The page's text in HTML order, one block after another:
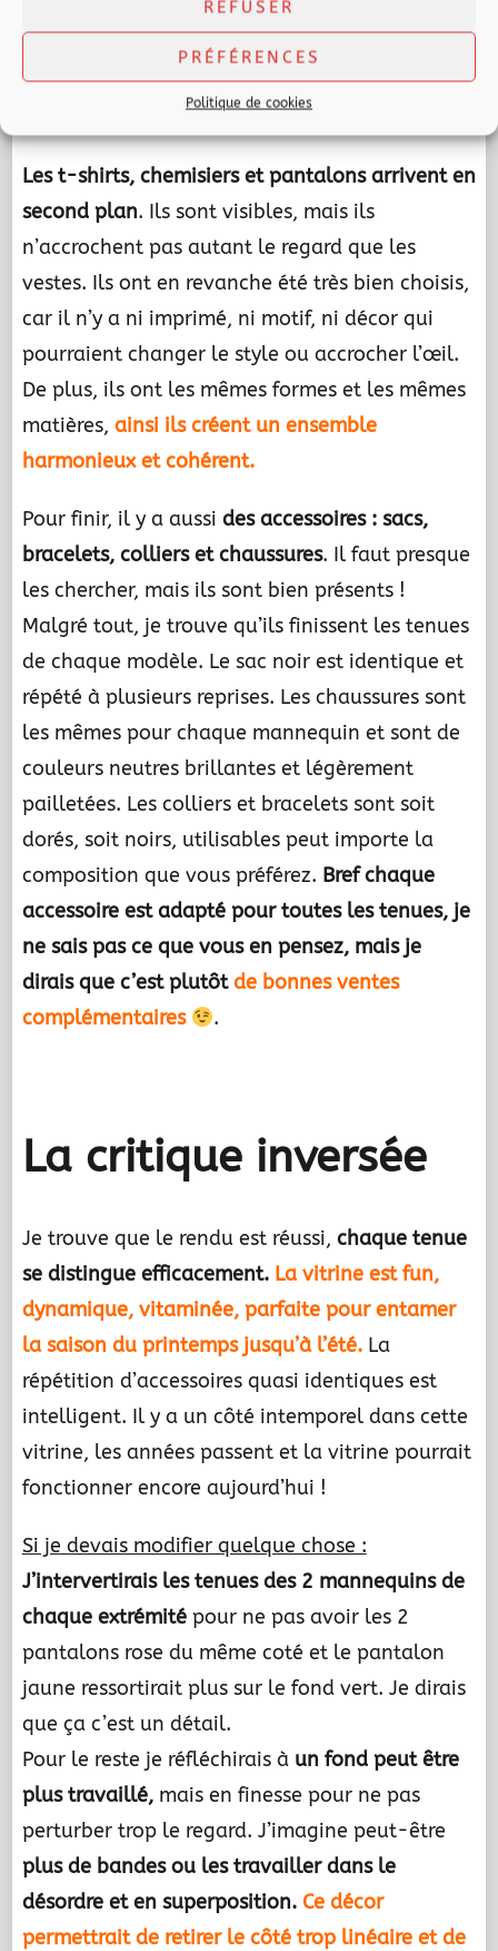
REFUSER
PRÉFÉRENCES
Politique de cookies
les couleurs des vestes qui
rythment aussi la vitrine en mixant couleurs
vives et lumineuses ou couleurs douces et
Les t-shirts, chemisiers et pantalons arrivent en
second plan. Ils sont visibles, mais ils
n’accrochent pas autant le regard que les
vestes. Ils ont en revanche été très bien choisis,
car il n’y a ni imprimé, ni motif, ni décor qui
pourraient changer le style ou accrocher l’œil.
De plus, ils ont les mêmes formes et les mêmes
matières, ainsi ils créent un ensemble
harmonieux et cohérent.
Pour finir, il y a aussi des accessoires : sacs,
bracelets, colliers et chaussures. Il faut presque
les chercher, mais ils sont bien présents !
Malgré tout, je trouve qu’ils finissent les tenues
de chaque modèle. Le sac noir est identique et
répété à plusieurs reprises. Les chaussures sont
les mêmes pour chaque mannequin et sont de
couleurs neutres brillantes et légèrement
pailletées. Les colliers et bracelets sont soit
dorés, soit noirs, utilisables peut importe la
composition que vous préférez. Bref chaque
accessoire est adapté pour toutes les tenues, je
ne sais pas ce que vous en pensez, mais je
dirais que c’est plutôtde bonnes ventes
complémentaires
.
La critique inversée
Je trouve que le rendu est réussi, chaque tenue
se distingue efficacement. La vitrine est fun,
dynamique, vitaminée, parfaite pour entamer
la saison du printemps jusqu’à l’été.La
répétition d’accessoires quasi identiques est
intelligent. Il y a un côté intemporel dans cette
vitrine, les années passent et la vitrine pourrait
fonctionner encore aujourd’hui !
Si je devais modifier quelque chose :
J’intervertirais les tenues des 2 mannequins de
chaque extrémitépour ne pas avoir les 2
pantalons rose du même coté et le pantalon
jaune ressortirait plus sur le fond vert. Je dirais
que ça c’est un détail.
Pour le reste je réfléchirais à un fond peut être
plus travaillé,mais en finesse pour ne pas
perturber trop le regard. J’imagine peut-être
plus de bandes ou les travailler dans le
désordre et en superposition. Ce décor
permettrait de retirer le côté trop linéaire et de